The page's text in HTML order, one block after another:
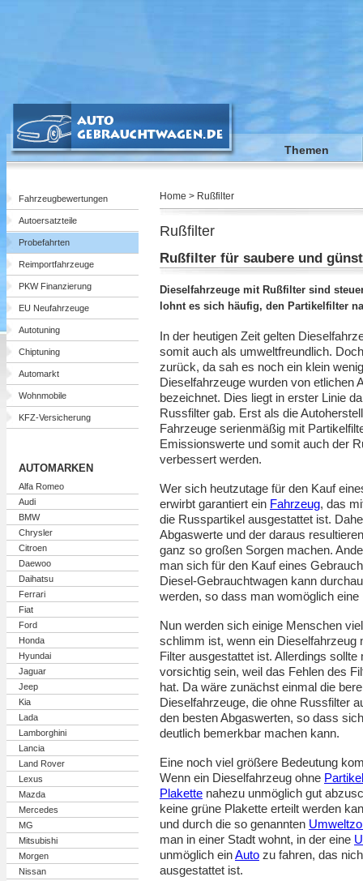
Themen
Fahrzeugbewertungen
Autoersatzteile
Probefahrten
Reimportfahrzeuge
PKW Finanzierung
EU Neufahrzeuge
Autotuning
Chiptuning
Automarkt
Wohnmobile
KFZ-Versicherung
AUTOMARKEN
Alfa Romeo
Audi
BMW
Chrysler
Citroen
Daewoo
Daihatsu
Ferrari
Fiat
Ford
Honda
Hyundai
Jaguar
Jeep
Kia
Lada
Lamborghini
Lancia
Land Rover
Lexus
Mazda
Mercedes
MG
Mitsubishi
Morgen
Nissan
Home > Rußfilter
Rußfilter
Rußfilter für saubere und
Dieselfahrzeuge mit Rußfilter sind
lohnt es sich häufig, den Partikelfilter
In der heutigen Zeit gelten
somit auch als umweltfreundlich.
zurück, da sah es noch ein klein
Dieselfahrzeuge wurden von etlichen
bezeichnet. Dies liegt in erster Linie
Russfilter gab. Erst als die
Fahrzeuge serienmäßig mit
Emissionswerte und somit auch der
verbessert werden.
Wer sich heutzutage für den Kauf
erwirbt garantiert ein Fahrzeug, das
die Russpartikel ausgestattet ist.
Abgaswerte und der daraus
ganz so großen Sorgen machen.
man sich für den Kauf eines
Diesel-Gebrauchtwagen kann
werden, so dass man womöglich
Nun werden sich einige Menschen
schlimm ist, wenn ein Dieselfahrzeug
Filter ausgestattet ist. Allerdings
vorsichtig sein, weil das Fehlen des
hat. Da wäre zunächst einmal die
Dieselfahrzeuge, die ohne Russfilter
den besten Abgaswerten, so dass
deutlich bemerkbar machen kann.
Eine noch viel größere Bedeutung
Wenn ein Dieselfahrzeug ohne
Plakette nahezu unmöglich gut
keine grüne Plakette erteilt werden
und durch die so genannten
man in einer Stadt wohnt, in der eine
unmöglich einAuto zu fahren, das
ausgestattet ist.